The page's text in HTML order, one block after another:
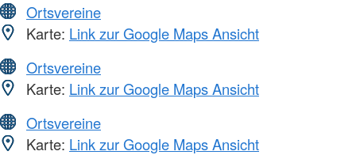
Ortsvereine
Karte: Link zur Google Maps Ansicht
Ortsvereine
Karte: Link zur Google Maps Ansicht
Ortsvereine
Karte: Link zur Google Maps Ansicht